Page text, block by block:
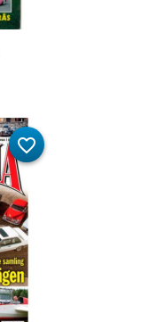
favorite_border